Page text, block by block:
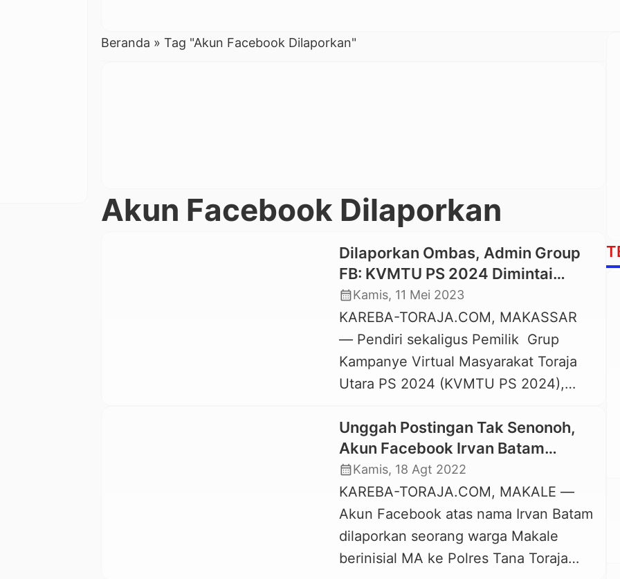
Beranda » Tag "Akun Facebook Dilaporkan"
Akun Facebook Dilaporkan
Dilaporkan Ombas, Admin Group
FB: KVMTU PS 2024 Dimintai
Keterangan oleh Polda Sulsel
calendar_monthKamis, 11 Mei 2023
KAREBA-TORAJA.COM, MAKASSAR
— Pendiri sekaligus Pemilik Grup
Kampanye Virtual Masyarakat Toraja
Utara PS 2024 (KVMTU PS 2024),
Bulawan menghadiri undangan
penyidik Ditreskrimsus Subdit V Cyber
Crime Polda Sulsel, Rabu, 10 Mei
2023. Saat menghadiri undangan
penyidik dan memberikan keterangan,
Rajus Bimbin didampingi dua
pengacara, masing-masing Pither
Unggah Postingan Tak Senonoh,
Akun Facebook Irvan Batam
Dilaporkan ke Polisi
calendar_monthKamis, 18 Agt 2022
KAREBA-TORAJA.COM, MAKALE —
Akun Facebook atas nama Irvan Batam
dilaporkan seorang warga Makale
berinisial MA ke Polres Tana Toraja